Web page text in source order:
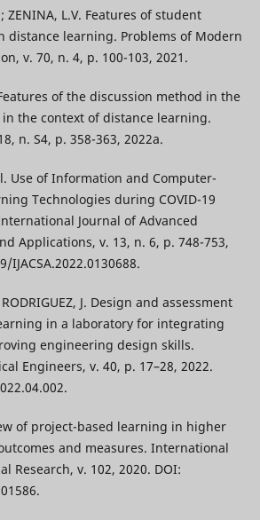
ZENINA, L.V. Features of student
distance learning. Problems of Modern
v. 70, n. 4, p. 100-103, 2021.
of the discussion method in the
the context of distance learning.
n. S4, p. 358-363, 2022a.
Use of Information and Computer-
Technologies during COVID-19
Journal of Advanced
Applications, v. 13, n. 6, p. 748-753,
IJACSA.2022.0130688.
J. Design and assessment
in a laboratory for integrating
engineering design skills.
Engineers, v. 40, p. 17–28, 2022.
of project-based learning in higher
and measures. International
Research, v. 102, 2020. DOI: